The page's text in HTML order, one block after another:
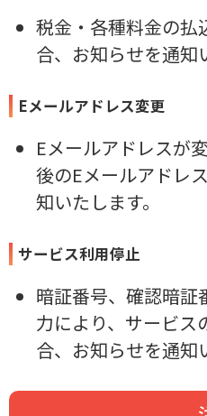
税金・各種料金の払
合、お知らせを通知
Eメールアドレス変更
Eメールアドレスが
後のEメールアドレ
知いたします。
サービス利用停止
暗証番号、確認暗証
力により、サービス
合、お知らせを通知